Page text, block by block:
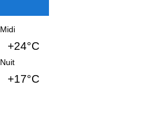
Midi
+24°C
Nuit
+17°C